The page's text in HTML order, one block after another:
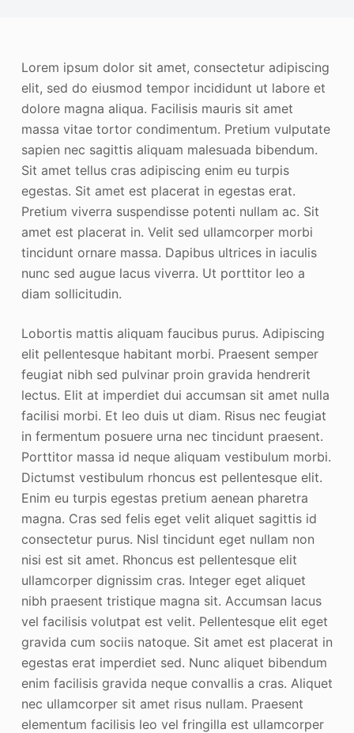
Lorem ipsum dolor sit amet, consectetur adipiscing
elit, sed do eiusmod tempor incididunt ut labore et
dolore magna aliqua. Facilisis mauris sit amet
massa vitae tortor condimentum. Pretium vulputate
sapien nec sagittis aliquam malesuada bibendum.
Sit amet tellus cras adipiscing enim eu turpis
egestas. Sit amet est placerat in egestas erat.
Pretium viverra suspendisse potenti nullam ac. Sit
amet est placerat in. Velit sed ullamcorper morbi
tincidunt ornare massa. Dapibus ultrices in iaculis
nunc sed augue lacus viverra. Ut porttitor leo a
diam sollicitudin.
Lobortis mattis aliquam faucibus purus. Adipiscing
elit pellentesque habitant morbi. Praesent semper
feugiat nibh sed pulvinar proin gravida hendrerit
lectus. Elit at imperdiet dui accumsan sit amet nulla
facilisi morbi. Et leo duis ut diam. Risus nec feugiat
in fermentum posuere urna nec tincidunt praesent.
Porttitor massa id neque aliquam vestibulum morbi.
Dictumst vestibulum rhoncus est pellentesque elit.
Enim eu turpis egestas pretium aenean pharetra
magna. Cras sed felis eget velit aliquet sagittis id
consectetur purus. Nisl tincidunt eget nullam non
nisi est sit amet. Rhoncus est pellentesque elit
ullamcorper dignissim cras. Integer eget aliquet
nibh praesent tristique magna sit. Accumsan lacus
vel facilisis volutpat est velit. Pellentesque elit eget
gravida cum sociis natoque. Sit amet est placerat in
egestas erat imperdiet sed. Nunc aliquet bibendum
enim facilisis gravida neque convallis a cras. Aliquet
nec ullamcorper sit amet risus nullam. Praesent
elementum facilisis leo vel fringilla est ullamcorper